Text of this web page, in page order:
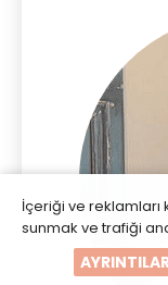
İçeriği ve
sunmak ve trafiği